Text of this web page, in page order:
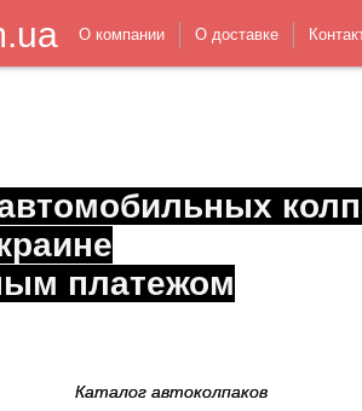
О компании О доставке
платежом
Каталог автоколпаков